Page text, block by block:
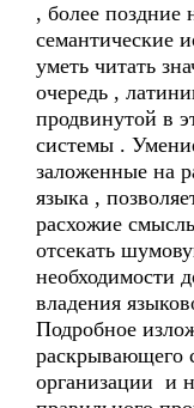
, более поздние
семантические
уметь читать
очередь ,
продвинутой в
системы .
заложенные на
языка ,
расхожие
отсекать
необходимости
владения
Подробное
раскрывающего
организации и